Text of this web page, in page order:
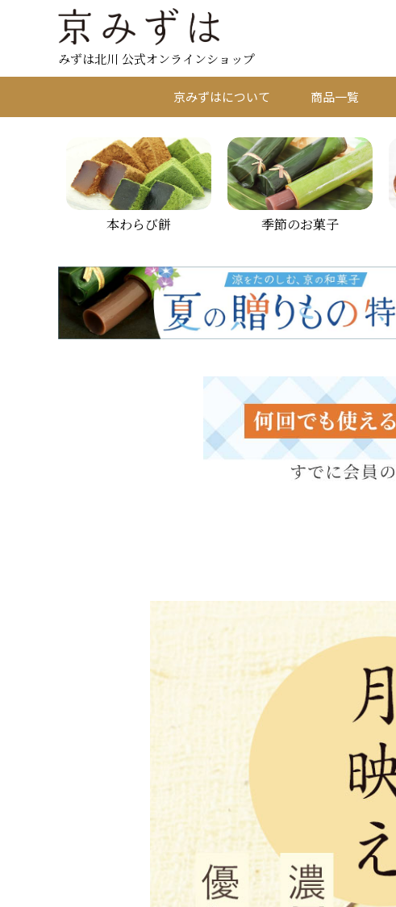
みずは北川 公式オンラインショップ
京みずはについて 商品一覧
本わらび餅 季節のお菓子